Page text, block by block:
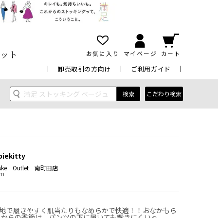
ト お気に入り マイページ カート
卸売取引の方向け ご利用ガイド
検索 こだわり検索
Outlet 南町田店
で履きやすく肌当たりもなめらかで快適！！おなかもら